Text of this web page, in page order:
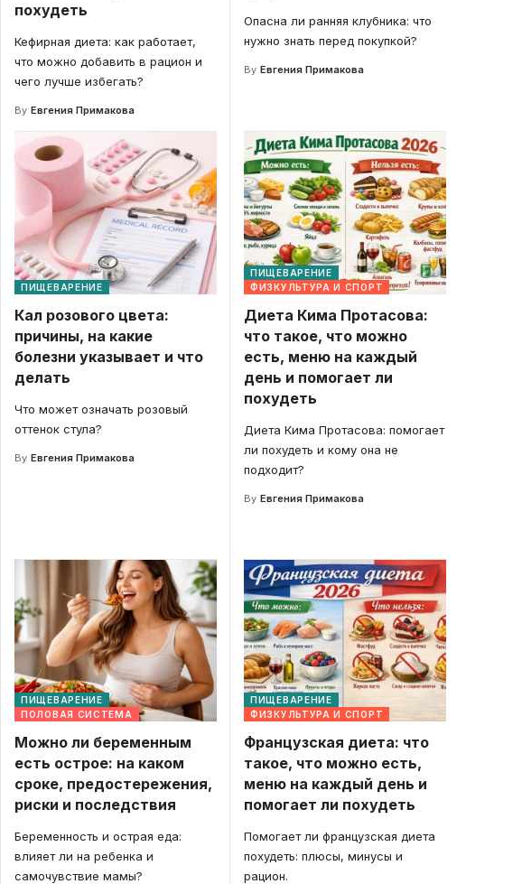
похудеть
Кефирная диета: как работает,
что можно добавить в рацион и
чего лучше избегать?
By Евгения Примакова
Опасна ли ранняя клубника: что
нужно знать перед покупкой?
By Евгения Примакова
ПИЩЕВАРЕНИЕ
Кал розового цвета:
причины, на какие
болезни указывает и что
делать
Что может означать розовый
оттенок стула?
By Евгения Примакова
ПИЩЕВАРЕНИЕ
ФИЗКУЛЬТУРА И СПОРТ
Диета Кима Протасова:
что такое, что можно
есть, меню на каждый
день и помогает ли
похудеть
Диета Кима Протасова: помогает
ли похудеть и кому она не
подходит?
By Евгения Примакова
ПИЩЕВАРЕНИЕ
ПОЛОВАЯ СИСТЕМА
Можно ли беременным
есть острое: на каком
сроке, предостережения,
риски и последствия
Беременность и острая еда:
влияет ли на ребенка и
самочувствие мамы?
ПИЩЕВАРЕНИЕ
ФИЗКУЛЬТУРА И СПОРТ
Французская диета: что
такое, что можно есть,
меню на каждый день и
помогает ли похудеть
Помогает ли французская диета
похудеть: плюсы, минусы и
рацион.